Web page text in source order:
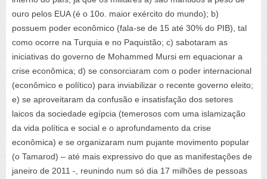
ouro pelos EUA (é o 10o. maior exército do mundo); b)
possuem poder econômico (fala-se de 15 até 30% do PIB), tal
como ocorre na Turquia e no Paquistão; c) sabotaram as
iniciativas do governo de Mohammed Mursi em equacionar a
crise econômica; d) se consorciaram com o poder internacional
(econômico e político) para inviabilizar o recente governo eleito;
e) se aproveitaram da confusão e insatisfação dos setores
laicos da sociedade egípcia (temerosos com uma islamização
da vida política e social e o aprofundamento da crise
econômica) e se organizaram num pujante movimento popular
(o Tamarod) – até mais expressivo do que as manifestações de
janeiro de 2011 -, reunindo num só dia 17 milhões de pessoas